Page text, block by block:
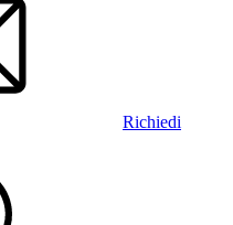
Richiedi